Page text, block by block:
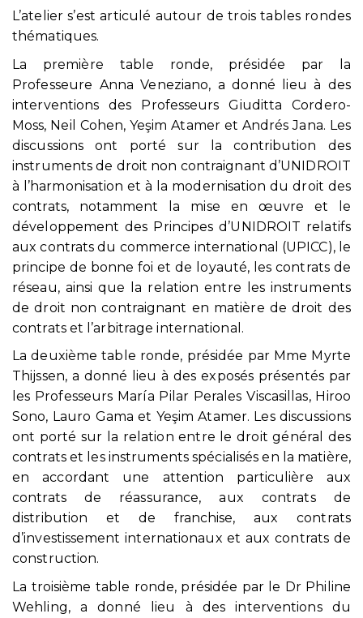
L’atelier s’est articulé autour de trois tables rondes
thématiques.
La première table ronde, présidée par la
Professeure Anna Veneziano, a donné lieu à des
interventions des Professeurs Giuditta Cordero-
Moss, Neil Cohen, Yeşim Atamer et Andrés Jana. Les
discussions ont porté sur la contribution des
instruments de droit non contraignant d’UNIDROIT
à l’harmonisation et à la modernisation du droit des
contrats, notamment la mise en œuvre et le
développement des Principes d’UNIDROIT relatifs
aux contrats du commerce international (UPICC), le
principe de bonne foi et de loyauté, les contrats de
réseau, ainsi que la relation entre les instruments
de droit non contraignant en matière de droit des
contrats et l’arbitrage international.
La deuxième table ronde, présidée par Mme Myrte
Thijssen, a donné lieu à des exposés présentés par
les Professeurs María Pilar Perales Viscasillas, Hiroo
Sono, Lauro Gama et Yeşim Atamer. Les discussions
ont porté sur la relation entre le droit général des
contrats et les instruments spécialisés en la matière,
en accordant une attention particulière aux
contrats de réassurance, aux contrats de
distribution et de franchise, aux contrats
d’investissement internationaux et aux contrats de
construction.
La troisième table ronde, présidée par le Dr Philine
Wehling, a donné lieu à des interventions du